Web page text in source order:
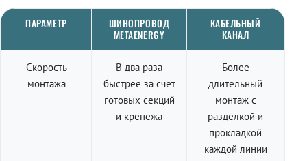
ПАРАМЕТР
ШИНОПРОВОД
METAENERGY
КАБЕЛЬНЫЙ
КАНАЛ
Скорость
монтажа
В два раза
быстрее за счёт
готовых секций
и крепежа
Более
длительный
монтаж с
разделкой и
прокладкой
каждой линии